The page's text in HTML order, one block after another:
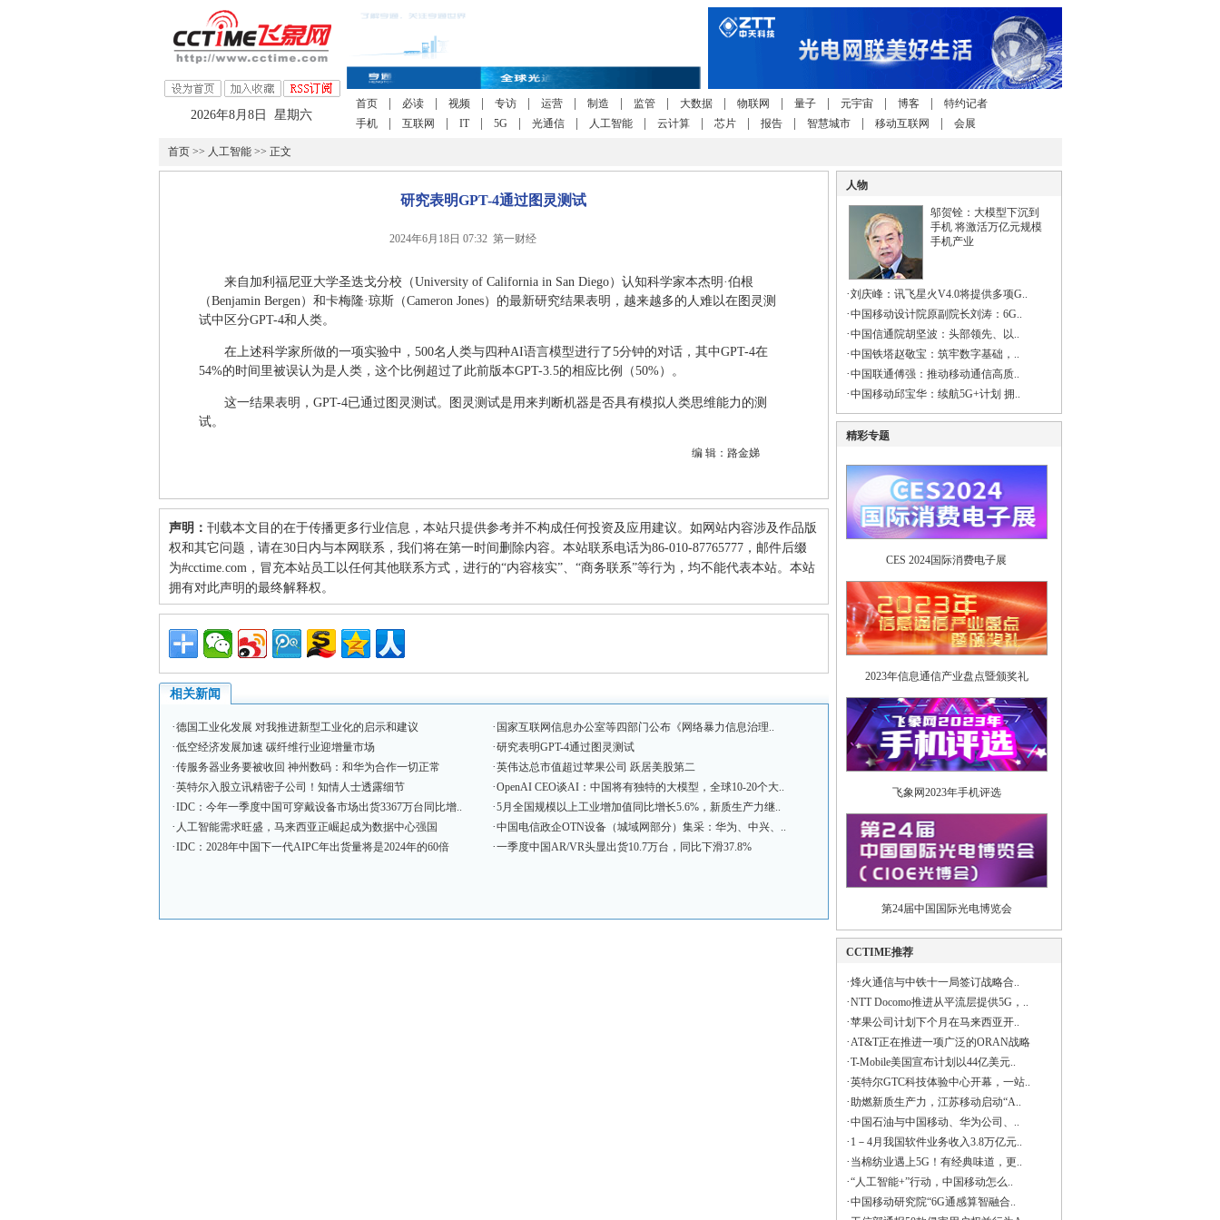
2026年8月8日 星期六
首页 必读 视频 专访 运营 制造 监管 大数据 物联网 量子 元宇宙 博客
特约记者
手机
互联网 IT 5G 光通信 人工智能 云计算 芯片 报告 智慧城市 移动互联网 会展
首页>> 人工智能>> 正文
研究表明GPT-4通过图灵测试
2024年6月18日 07:32 第一财经
来自加利福尼亚大学圣迭戈分校（University of California in San Diego）认知科学家本杰明·伯根
（Benjamin Bergen）和卡梅隆·琼斯（Cameron Jones）的最新研究结果表明，越来越多的人难以在图灵测
试中区分GPT-4和人类。
在上述科学家所做的一项实验中，500名人类与四种AI语言模型进行了5分钟的对话，其中GPT-4在
54%的时间里被误认为是人类，这个比例超过了此前版本GPT-3.5的相应比例（50%）。
这一结果表明，GPT-4已通过图灵测试。图灵测试是用来判断机器是否具有模拟人类思维能力的测
试。
编 辑：路金娣
声明： 刊载本文目的在于传播更多行业信息，本站只提供参考并不构成任何投资及应用建议。如网站内容涉及作品版
权和其它问题，请在30日内与本网联系，我们将在第一时间删除内容。本站联系电话为86-010-87765777，邮件后缀
为#cctime.com，冒充本站员工以任何其他联系方式，进行的“内容核实”、“商务联系”等行为，均不能代表本站。本站
拥有对此声明的最终解释权。
相关新闻
·德国工业化发展 对我推进新型工业化的启示和建议 · 国家互联网信息办公室等四部门公布《网络暴力信息治理..
·低空经济发展加速 碳纤维行业迎增量市场 ·研究表明GPT-4通过图灵测试
·传服务器业务要被收回 神州数码：和华为合作一切正常 ·英伟达总市值超过苹果公司 跃居美股第二
·英特尔入股立讯精密子公司！知情人士透露细节 ·OpenAI CEO谈AI：中国将有独特的大模型，全球10-20个大..
·IDC：今年一季度中国可穿戴设备市场出货3367万台同比增.. ·5月全国规模以上工业增加值同比增长5.6%，新质生产力继..
· 人工智能需求旺盛，马来西亚正崛起成为数据中心强国 ·中国电信政企OTN设备（城域网部分）集采：华为、中兴、..
·IDC：2028年中国下一代AIPC年出货量将是2024年的60倍 ·一季度中国AR/VR头显出货10.7万台，同比下滑37.8%
人物
邬贺铨：大模型下沉到
手机 将激活万亿元规模
手机产业
·刘庆峰：讯飞星火V4.0将提供多项G..
·中国移动设计院原副院长刘涛：6G..
·中国信通院胡坚波：头部领先、以..
·中国铁塔赵敬宝：筑牢数字基础，..
·中国联通傅强：推动移动通信高质..
·中国移动邱宝华：续航5G+计划 拥..
精彩专题
CES 2024国际消费电子展
2023年信息通信产业盘点暨颁奖礼
飞象网2023年手机评选
第24届中国国际光电博览会
CCTIME推荐
·烽火通信与中铁十一局签订战略合..
·NTT Docomo推进从平流层提供5G，..
·苹果公司计划下个月在马来西亚开..
·AT&T正在推进一项广泛的ORAN战略
·T-Mobile美国宣布计划以44亿美元..
·英特尔GTC科技体验中心开幕，一站..
·助燃新质生产力，江苏移动启动“A..
·中国石油与中国移动、华为公司、..
· 1－4月我国软件业务收入3.8万亿元..
· 当棉纺业遇上5G！有经典味道，更..
·“人工智能+”行动，中国移动怎么..
·中国移动研究院“6G通感算智融合..